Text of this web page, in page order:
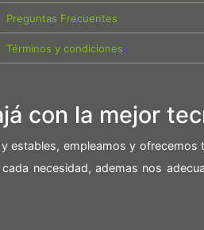
Preguntas Frecuentes
Términos y condiciones
con la mejor
estables, empleamos y
necesidad, ademas nos